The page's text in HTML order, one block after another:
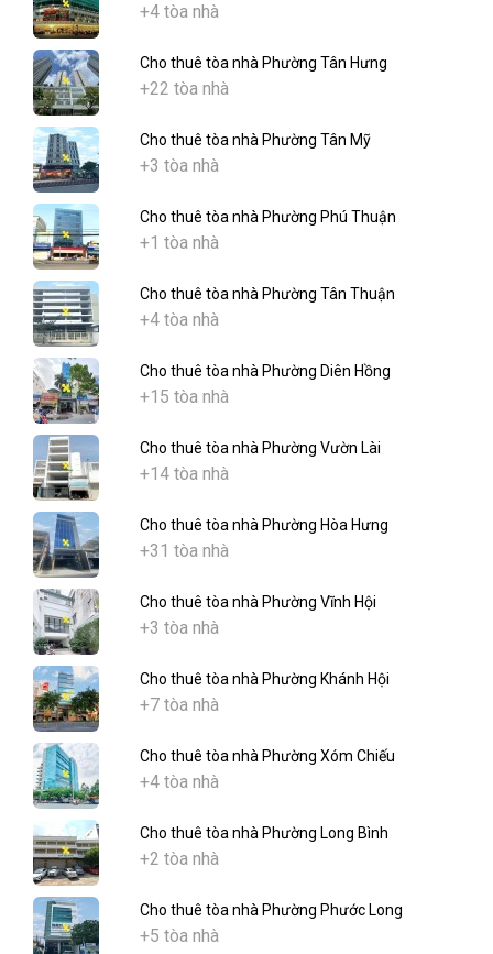
+4 tòa nhà
Cho thuê tòa nhà Phường Tân Hưng
+22 tòa nhà
Cho thuê tòa nhà Phường Tân Mỹ
+3 tòa nhà
Cho thuê tòa nhà Phường Phú Thuận
+1 tòa nhà
Cho thuê tòa nhà Phường Tân Thuận
+4 tòa nhà
Cho thuê tòa nhà Phường Diên Hồng
+15 tòa nhà
Cho thuê tòa nhà Phường Vườn Lài
+14 tòa nhà
Cho thuê tòa nhà Phường Hòa Hưng
+31 tòa nhà
Cho thuê tòa nhà Phường Vĩnh Hội
+3 tòa nhà
Cho thuê tòa nhà Phường Khánh Hội
+7 tòa nhà
Cho thuê tòa nhà Phường Xóm Chiếu
+4 tòa nhà
Cho thuê tòa nhà Phường Long Bình
+2 tòa nhà
Cho thuê tòa nhà Phường Phước Long
+5 tòa nhà